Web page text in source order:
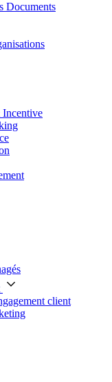
Documents
client